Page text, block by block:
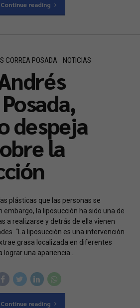
Continue reading
CORREA POSADA NOTICIAS
despeja
la
plásticas que las personas se
embargo, la liposucción ha sido una de
a realizarse y detrás de ella vienen
“La liposucción es una intervención
grasa localizada en diferentes
lograr una apariencia...
Continue reading